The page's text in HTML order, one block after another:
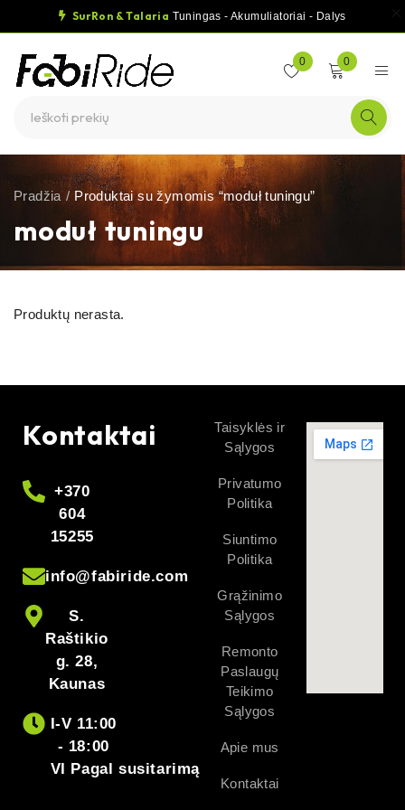
SurRon & Talaria Tuningas - Akumuliatoriai - Dalys
0 0
moduł tuningu
Pradžia / Produktai su žymomis “moduł tuningu”
Produktų nerasta.
Kontaktai
+370
604
15255
info@fabiride.com
S.
Raštikio
g. 28,
Kaunas
I-V 11:00
- 18:00
VI Pagal susitarimą
Taisyklės ir
Sąlygos
Privatumo
Politika
Siuntimo
Politika
Grąžinimo
Sąlygos
Remonto
Paslaugų
Teikimo
Sąlygos
Apie mus
Kontaktai